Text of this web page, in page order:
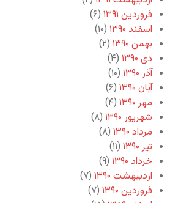
فروردین ۱۳۹۱
(۶)
اسفند ۱۳۹۰
(۱۰)
بهمن ۱۳۹۰
(۲)
دی ۱۳۹۰
(۴)
آذر ۱۳۹۰
(۱۰)
آبان ۱۳۹۰
(۶)
مهر ۱۳۹۰
(۴)
شهریور ۱۳۹۰
(۸)
مرداد ۱۳۹۰
(۸)
تیر ۱۳۹۰
(۱۱)
خرداد ۱۳۹۰
(۹)
اردیبهشت ۱۳۹۰
(۷)
فروردین ۱۳۹۰
(۷)